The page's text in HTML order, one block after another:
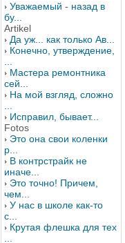
Уважаемый - назад в
бу...
Artikel
Да уж... как только Ав...
Конечно, утверждение,
Мастера ремонтника
сей...
На мой взгляд, сложно
Исправил, бывает...
Fotos
Это она свои коленки
р...
В контрстрайк не
иначе...
Это точно! Причем,
чем...
У нас в школе как-то
с...
Крутая флешка для тех